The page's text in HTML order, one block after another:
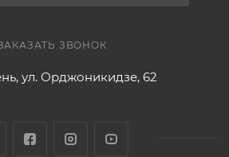
ЗВОНОК
ул. Орджоникидзе, 62